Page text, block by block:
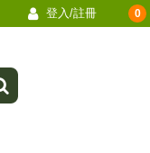
登入/註冊 0